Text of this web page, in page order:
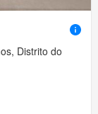
Distrito do